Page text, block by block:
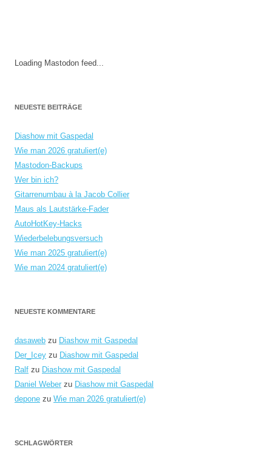
Loading Mastodon feed...
NEUESTE BEITRÄGE
Diashow mit Gaspedal
Wie man 2026 gratuliert(e)
Mastodon-Backups
Wer bin ich?
Gitarrenumbau à la Jacob Collier
Maus als Lautstärke-Fader
AutoHotKey-Hacks
Wiederbelebungsversuch
Wie man 2025 gratuliert(e)
Wie man 2024 gratuliert(e)
NEUESTE KOMMENTARE
dasaweb zu Diashow mit Gaspedal
Der_Icey zu Diashow mit Gaspedal
Ralf zu Diashow mit Gaspedal
Daniel Weber zu Diashow mit Gaspedal
depone zu Wie man 2026 gratuliert(e)
SCHLAGWÖRTER